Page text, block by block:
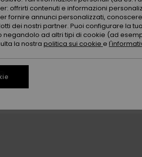
offrirti contenuti e informazioni
fornire annunci personalizzati,
dei nostri partner. Puoi configurare la
negandolo ad altri tipi di cookie (ad
la nostra politica sui cookie e